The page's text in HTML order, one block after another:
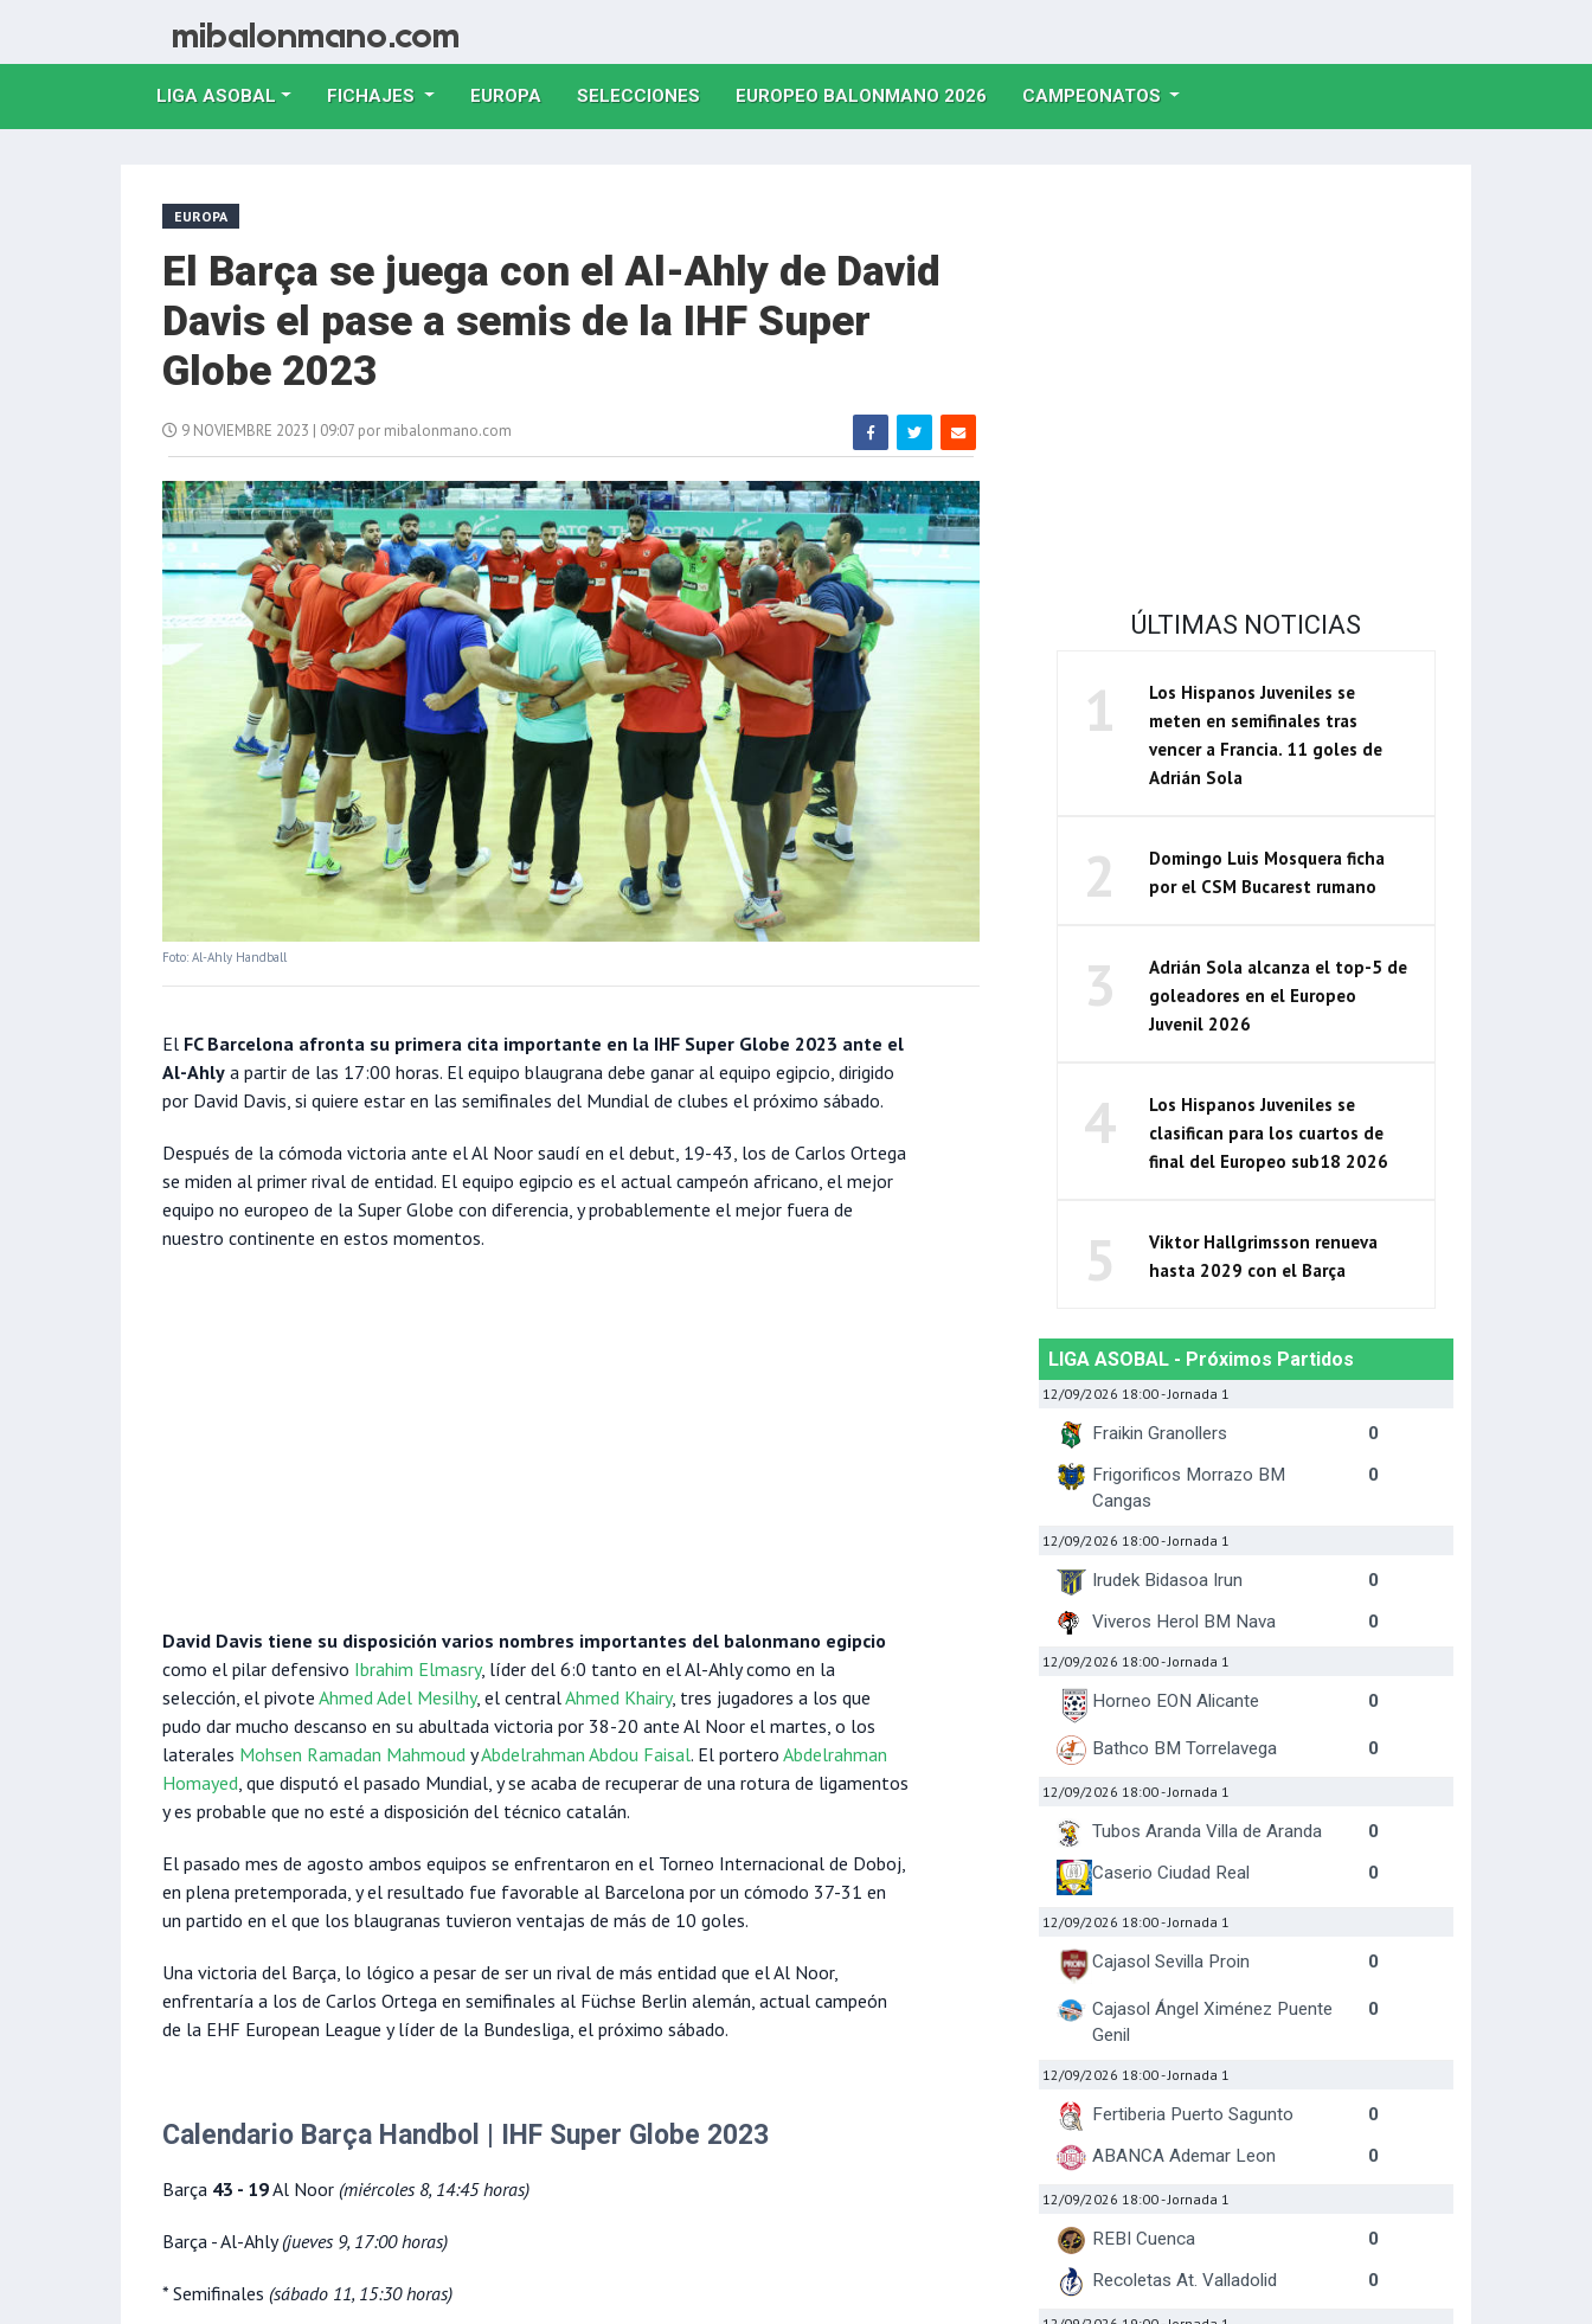
LIGA ASOBAL FICHAJES EUROPA(CURRENT)
SELECCIONES(CURRENT)
EUROPEO BALONMANO 2026(CURRENT)
CAMPEONATOS
EUROPA
El Barça se juega con el Al-Ahly de David
Davis el pase a semis de la IHF Super
Globe 2023
9 NOVIEMBRE 2023 | 09:07 por mibalonmano.com
Foto: Al-Ahly Handball
El FC Barcelona afronta su primera cita importante en la IHF Super Globe 2023 ante el
Al-Ahly a partir de las 17:00 horas. El equipo blaugrana debe ganar al equipo egipcio, dirigido
por David Davis, si quiere estar en las semifinales del Mundial de clubes el próximo sábado.
Después de la cómoda victoria ante el Al Noor saudí en el debut, 19-43, los de Carlos Ortega
se miden al primer rival de entidad. El equipo egipcio es el actual campeón africano, el mejor
equipo no europeo de la Super Globe con diferencia, y probablemente el mejor fuera de
nuestro continente en estos momentos.
David Davis tiene su disposición varios nombres importantes del balonmano egipcio
como el pilar defensivo Ibrahim Elmasry, líder del 6:0 tanto en el Al-Ahly como en la
selección, el pivote Ahmed Adel Mesilhy, el centralAhmed Khairy, tres jugadores a los que
pudo dar mucho descanso en su abultada victoria por 38-20 ante Al Noor el martes, o los
laterales Mohsen Ramadan Mahmoud yAbdelrahman Abdou Faisal. El portero Abdelrahman
Homayed , que disputó el pasado Mundial, y se acaba de recuperar de una rotura de ligamentos
y es probable que no esté a disposición del técnico catalán.
El pasado mes de agosto ambos equipos se enfrentaron en el Torneo Internacional de Doboj,
en plena pretemporada, y el resultado fue favorable al Barcelona por un cómodo 37-31 en
un partido en el que los blaugranas tuvieron ventajas de más de 10 goles.
Una victoria del Barça, lo lógico a pesar de ser un rival de más entidad que el Al Noor,
enfrentaría a los de Carlos Ortega en semifinales al Füchse Berlin alemán, actual campeón
de la EHF European League y líder de la Bundesliga, el próximo sábado.
Calendario Barça Handbol | IHF Super Globe 2023
Barça 43 - 19Al Noor (miércoles 8, 14:45 horas)
Barça - Al-Ahly(jueves 9, 17:00 horas)
* Semifinales (sábado 11, 15:30 horas)
ÚLTIMAS NOTICIAS
1
Los Hispanos Juveniles se
meten en semifinales tras
vencer a Francia. 11 goles de
Adrián Sola
2
Domingo Luis Mosquera ficha
por el CSM Bucarest rumano
3
Adrián Sola alcanza el top-5 de
goleadores en el Europeo
Juvenil 2026
4
Los Hispanos Juveniles se
clasifican para los cuartos de
final del Europeo sub18 2026
5
Viktor Hallgrimsson renueva
hasta 2029 con el Barça
LIGA ASOBAL - Próximos Partidos
12/09/2026 18:00- Jornada 1
Fraikin Granollers
0
Frigorificos Morrazo BM
Cangas
0
12/09/2026 18:00- Jornada 1
Irudek Bidasoa Irun
0
Viveros Herol BM Nava
0
12/09/2026 18:00- Jornada 1
Horneo EON Alicante 0
Bathco BM Torrelavega 0
12/09/2026 18:00- Jornada 1
Tubos Aranda Villa de Aranda
0
Caserio Ciudad Real
0
12/09/2026 18:00- Jornada 1
Cajasol Sevilla Proin 0
Cajasol Ángel Ximénez Puente
Genil
0
12/09/2026 18:00- Jornada 1
Fertiberia Puerto Sagunto
0
ABANCA Ademar Leon
0
12/09/2026 18:00- Jornada 1
REBI Cuenca
0
Recoletas At. Valladolid
0